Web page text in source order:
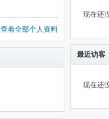
查看全部个人资料
现在还
最近访客
现在还